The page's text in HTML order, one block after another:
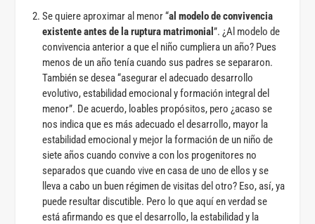
Se quiere aproximar al menor “al modelo de convivencia
existente antes de la ruptura matrimonial ”. ¿Al modelo de
convivencia anterior a que el niño cumpliera un año? Pues
menos de un año tenía cuando sus padres se separaron.
También se desea “asegurar el adecuado desarrollo
evolutivo, estabilidad emocional y formación integral del
menor”. De acuerdo, loables propósitos, pero ¿acaso se
nos indica que es más adecuado el desarrollo, mayor la
estabilidad emocional y mejor la formación de un niño de
siete años cuando convive a con los progenitores no
separados que cuando vive en casa de uno de ellos y se
lleva a cabo un buen régimen de visitas del otro? Eso, así, ya
puede resultar discutible. Pero lo que aquí en verdad se
está afirmando es que el desarrollo, la estabilidad y la